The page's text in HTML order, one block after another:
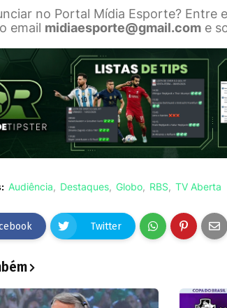
no Portal Mídia Esporte? Entre
email midiaesporte@gmail.com e
Audiência Destaques Globo RBS TV Aberta
Twitter